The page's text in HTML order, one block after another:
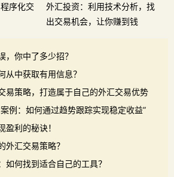
序化交
外汇投资：利用技术分析，找
出交易机会，让你赚到钱
，你中了多少招？
从中获取有用信息？
易策略，打造属于自己的外汇交易优势
例：如何通过趋势跟踪实现稳定收益”
盈利的秘诀！
外汇交易策略？
如何找到适合自己的工具？